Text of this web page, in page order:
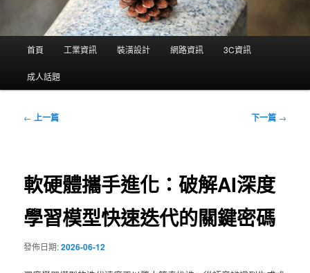
單
首頁 工業資訊 裝潢設計 網路資訊 3C資訊
成人話題
文
← 上一篇 下一篇 →
軟硬體攜手進化：破解AI深度
學習模型快速迭代的關鍵密碼
發佈日期:2026-06-12